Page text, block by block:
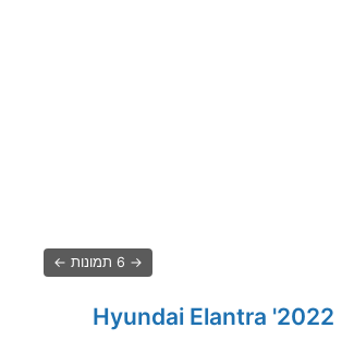
6 תמונות
2022' Hyundai Elantra